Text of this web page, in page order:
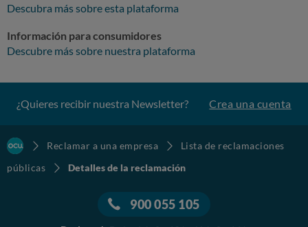
Descubra más sobre esta plataforma
Información para consumidores
Descubre más sobre nuestra plataforma
¿Quieres recibir nuestra Newsletter? Crea una cuenta
Reclamar a una empresa
Lista de reclamaciones
públicas
Detalles de la reclamación
900 055 105